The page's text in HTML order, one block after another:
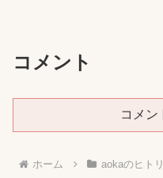
コメント
コメン
ホーム aokaのヒト